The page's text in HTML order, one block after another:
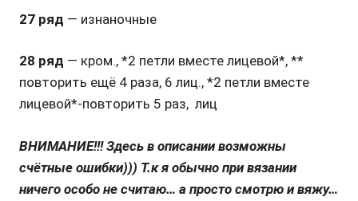
27 ряд — изнаночные
28 ряд — кром., *2 петли вместе лицевой*, **
повторить ещё 4 раза, 6 лиц., *2 петли вместе
лицевой*-повторить 5 раз, лиц
ВНИМАНИЕ!!! Здесь в описании возможны
счётные ошибки))) Т.к я обычно при вязании
ничего особо не считаю… а просто смотрю и вяжу…